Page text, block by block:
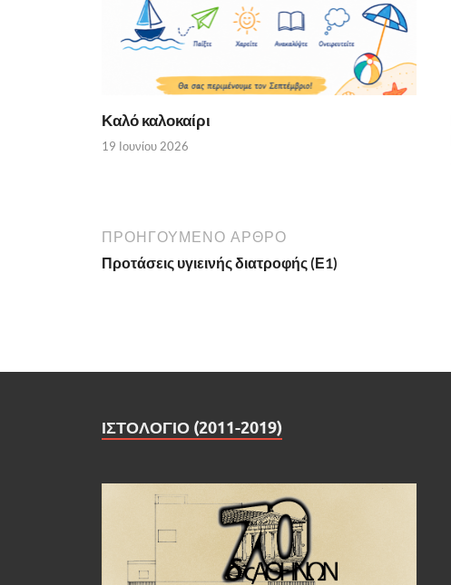
Καλό καλοκαίρι
19 Ιουνίου 2026
ΠΡΟΗΓΟΥΜΕΝΟ ΑΡΘΡΟ
Προτάσεις υγιεινής διατροφής (Ε1)
ΙΣΤΟΛΟΓΙΟ (2011-2019)